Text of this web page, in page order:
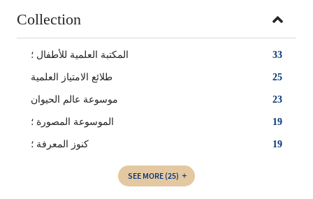
Collection
33 المكتبة العلمية للأطفال ؛
25 طلائع الامتياز العلمية
23 موسوعة عالم الحيوان
19 الموسوعة المصورة‏ ؛
19 كنوز المعرفة ؛
SEE MORE (25)